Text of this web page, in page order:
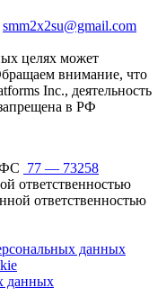
smm2x2su@gmail.com
целях может
внимание, что
Inc., деятельность
в РФ
ФС 77 — 73258
ответственностью
ответственностью
данных
данных